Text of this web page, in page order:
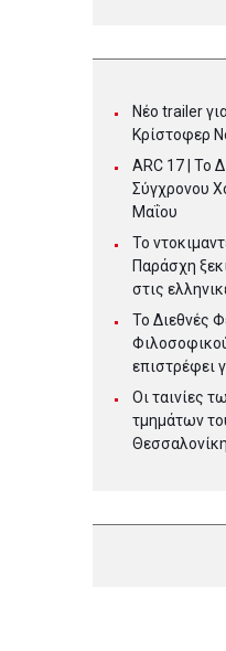
Νέο trailer
Κρίστοφερ
ARC 17 | To
Σύγχρονου
Μαΐου
Το
Παράσχη
στις
Το Διεθνές
επιστρέφει
Οι ταινίες
τμημάτων